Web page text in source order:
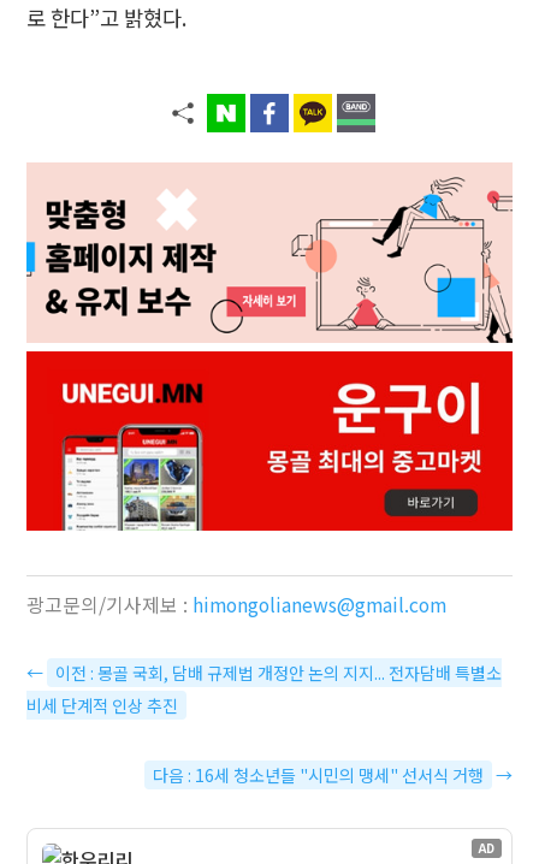
로 한다”고 밝혔다.
광고문의/기사제보 : himongolianews@gmail.com
← 이전 : 몽골 국회, 담배 규제법 개정안 논의 지지... 전자담배 특별소
비세 단계적 인상 추진
다음 : 16세 청소년들 "시민의 맹세" 선서식 거행 →
AD